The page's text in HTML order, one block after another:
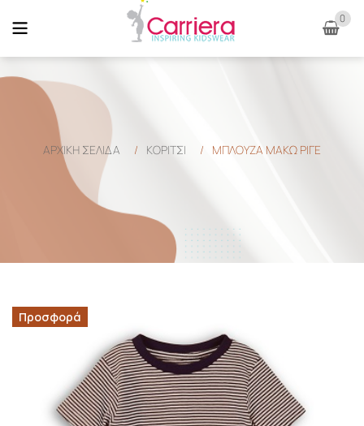
0
ΑΡΧΙΚΉ ΣΕΛΊΔΑ / ΚΟΡΙΤΣΙ / ΜΠΛΟΥΖΑ ΜΑΚΩ ΡΙΓΕ
Προσφορά